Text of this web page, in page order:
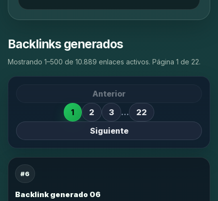
Backlinks generados
Mostrando 1–500 de 10.889 enlaces activos. Página 1 de 22.
Anterior
1
2 3 …
22
Siguiente
#6
Backlink generado 06